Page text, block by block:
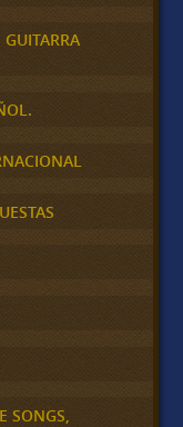
SONGS,